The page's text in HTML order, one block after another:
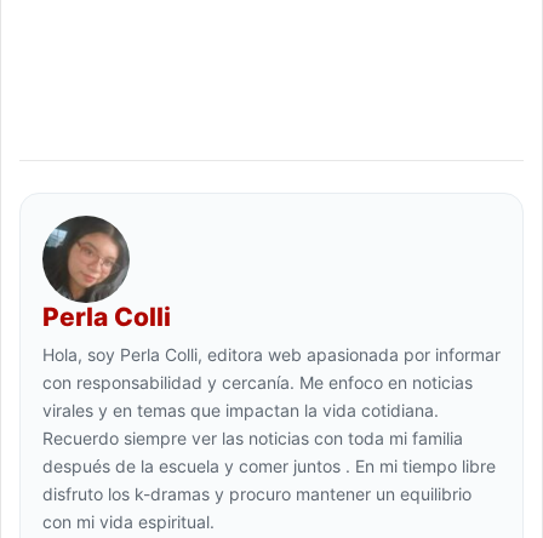
Perla Colli
Hola, soy Perla Colli, editora web apasionada por informar
con responsabilidad y cercanía. Me enfoco en noticias
virales y en temas que impactan la vida cotidiana.
Recuerdo siempre ver las noticias con toda mi familia
después de la escuela y comer juntos . En mi tiempo libre
disfruto los k-dramas y procuro mantener un equilibrio
con mi vida espiritual.